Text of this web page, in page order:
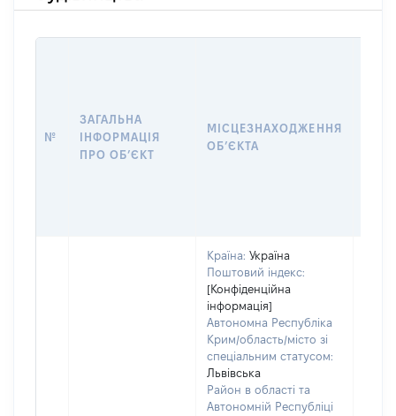
№
ЗАГАЛЬНА
ІНФОРМАЦІЯ
ПРО ОБʼЄКТ
МІСЦЕЗНАХОДЖЕННЯ
ОБʼЄКТА
Країна: Україна
Поштовий індекс:
[Конфіденційна
інформація]
Автономна Республіка
Крим/область/місто зі
спеціальним статусом:
Львівська
Район в області та
Автономній Республіці